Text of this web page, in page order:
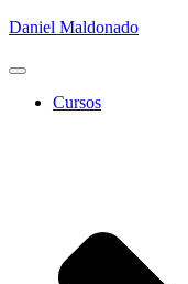
Daniel Maldonado
Cambiar
Cursos